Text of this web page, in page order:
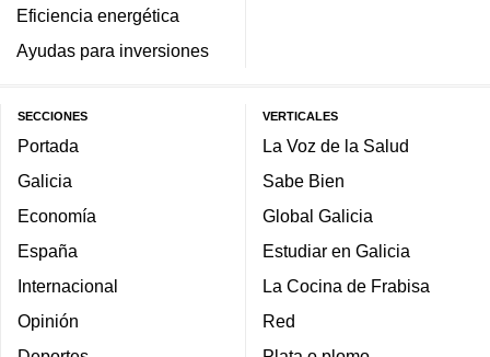
Eficiencia energética
Ayudas para inversiones
SECCIONES
Portada
Galicia
Economía
España
Internacional
Opinión
VERTICALES
La Voz de la Salud
Sabe Bien
Global Galicia
Estudiar en Galicia
La Cocina de Frabisa
Red